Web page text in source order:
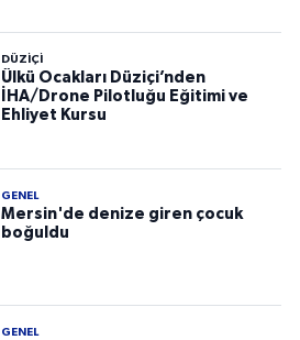
DÜZIÇI
Ülkü Ocakları Düziçi’nden
İHA/Drone Pilotluğu Eğitimi ve
Ehliyet Kursu
GENEL
Mersin'de denize giren çocuk
boğuldu
GENEL